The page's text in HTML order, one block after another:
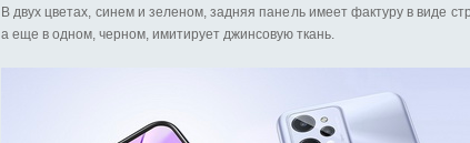
В двух цветах, синем и зеленом, задняя панель имеет фактуру в виде
а еще в одном, черном, имитирует джинсовую ткань.